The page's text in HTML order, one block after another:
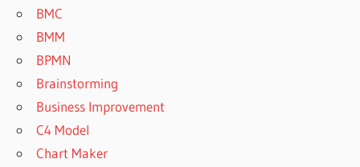
BMC
BMM
BPMN
Brainstorming
Business Improvement
C4 Model
Chart Maker